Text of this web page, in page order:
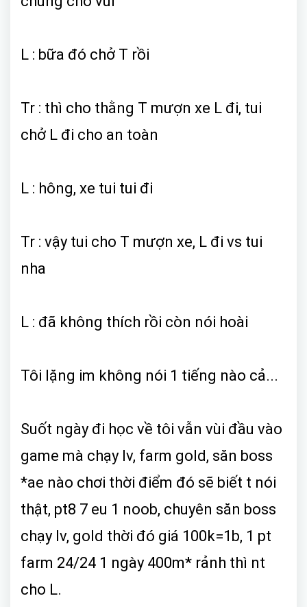
L : bữa đó chở T rồi
Tr : thì cho thằng T mượn xe L đi, tui
chở L đi cho an toàn
L : hông, xe tui tui đi
Tr : vậy tui cho T mượn xe, L đi vs tui
nha
L : đã không thích rồi còn nói hoài
Tôi lặng im không nói 1 tiếng nào cả...
Suốt ngày đi học về tôi vẫn vùi đầu vào
game mà chạy lv, farm gold, săn boss
*ae nào chơi thời điểm đó sẽ biết t nói
thật, pt8 7 eu 1 noob, chuyên săn boss
chạy lv, gold thời đó giá 100k=1b, 1 pt
farm 24/24 1 ngày 400m* rảnh thì nt
cho L.